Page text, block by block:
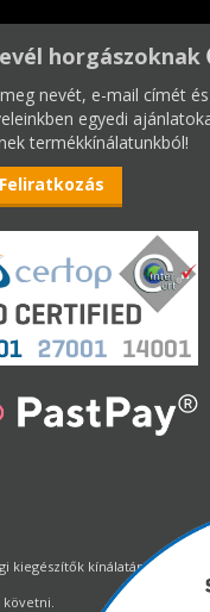
horgászoknak
nevét, e-mail címét és
egyedi
termékkínálatunkból!
Feliratkozás
kínálatának állandó
követni.